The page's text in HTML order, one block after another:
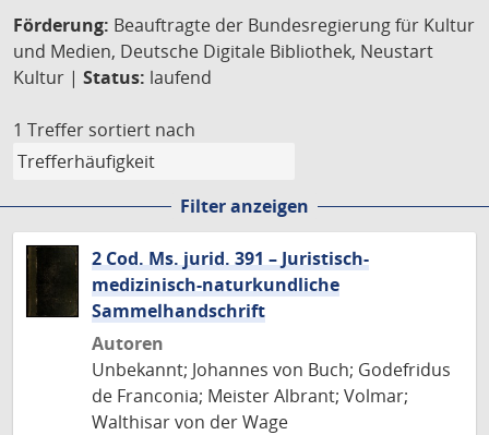
Förderung: Beauftragte der Bundesregierung für Kultur
und Medien, Deutsche Digitale Bibliothek, Neustart
Kultur | Status: laufend
1 Treffer sortiert nach
Filter anzeigen
2 Cod. Ms. jurid. 391 – Juristisch-
medizinisch-naturkundliche
Sammelhandschrift
Autoren
Unbekannt; Johannes von Buch; Godefridus
de Franconia; Meister Albrant; Volmar;
Walthisar von der Wage